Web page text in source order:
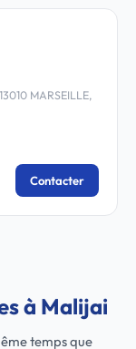
MARSEILLE,
Contacter
à Malijai
temps que